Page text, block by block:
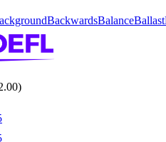
BackwardsBalanceBallast